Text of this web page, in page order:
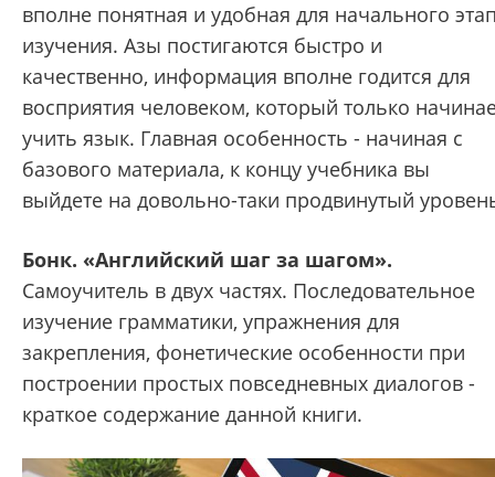
вполне понятная и удобная для начального
изучения. Азы постигаются быстро и
качественно, информация вполне годится для
восприятия человеком, который только
учить язык. Главная особенность - начиная с
базового материала, к концу учебника вы
выйдете на довольно-таки продвинутый
Бонк. «Английский шаг за шагом».
Самоучитель в двух частях. Последовательное
изучение грамматики, упражнения для
закрепления, фонетические особенности при
построении простых повседневных диалогов -
краткое содержание данной книги.